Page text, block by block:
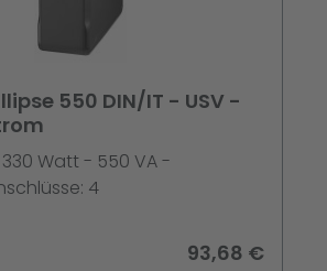
550 DIN/IT - USV -
Watt - 550 VA -
4
93,68 €